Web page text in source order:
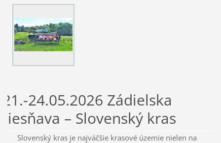
21.-24.05.2026 Zádielska
tiesňava – Slovenský kras
Slovenský kras je najväčšie krasové územie nielen na